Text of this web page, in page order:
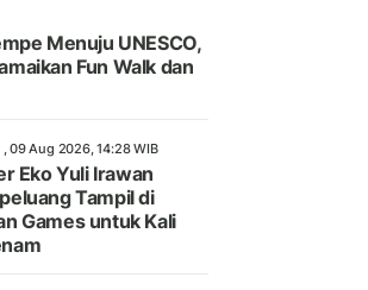
Menuju UNESCO,
Fun Walk dan
, 09 Aug 2026, 14:28 WIB
Eko Yuli Irawan
Tampil di
Games untuk Kali